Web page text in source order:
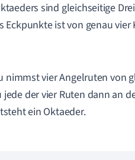
sind gleichseitige
Eckpunkte ist von genau
nimmst vier Angelruten von
jede der vier Ruten dann an
ein Oktaeder.